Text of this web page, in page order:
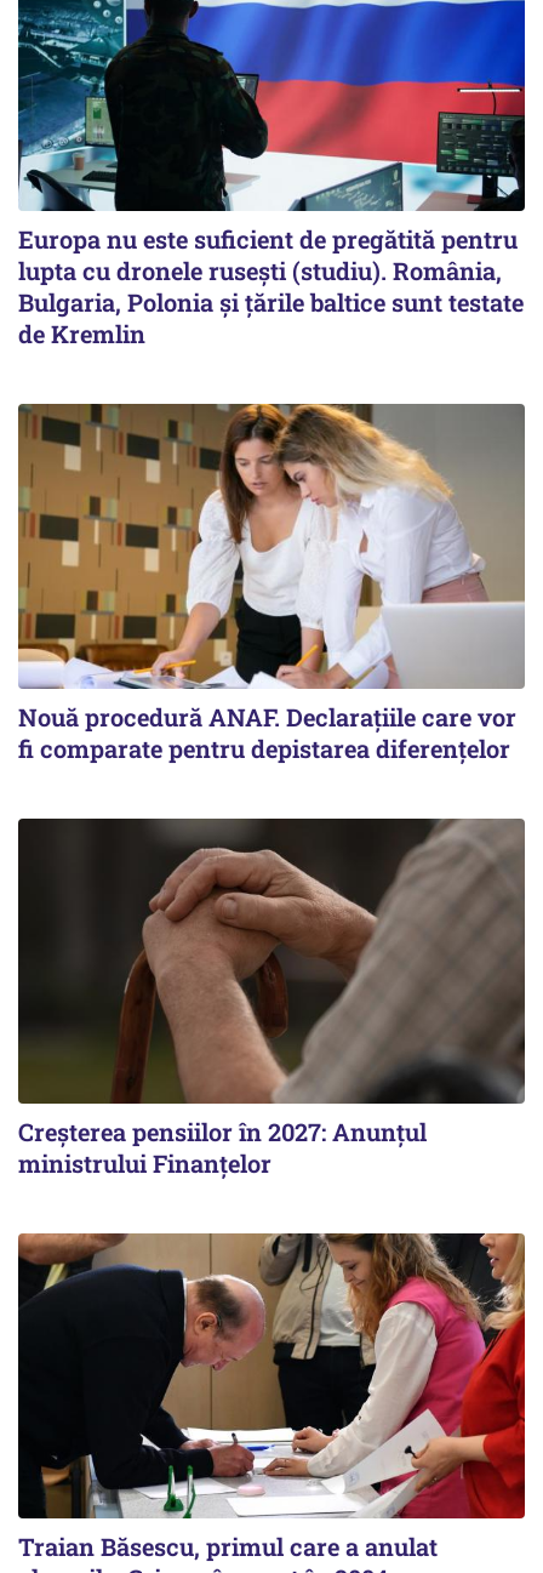
Europa nu este suficient de pregătită pentru
lupta cu dronele rusești (studiu). România,
Bulgaria, Polonia și țările baltice sunt testate
de Kremlin
Nouă procedură ANAF. Declarațiile care vor
fi comparate pentru depistarea diferențelor
Creșterea pensiilor în 2027: Anunțul
ministrului Finanțelor
Traian Băsescu, primul care a anulat